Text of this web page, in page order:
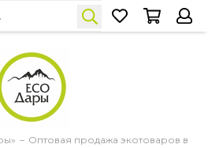
Оптовая продажа экотоваров в